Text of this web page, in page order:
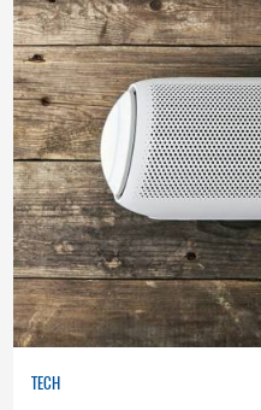
TECH